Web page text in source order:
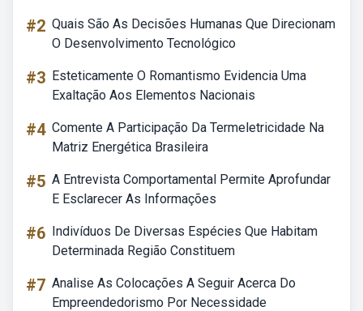
#2 Quais São As Decisões Humanas Que Direcionam
O Desenvolvimento Tecnológico
#3 Esteticamente O Romantismo Evidencia Uma
Exaltação Aos Elementos Nacionais
#4 Comente A Participação Da Termeletricidade Na
Matriz Energética Brasileira
#5 A Entrevista Comportamental Permite Aprofundar
E Esclarecer As Informações
#6 Indivíduos De Diversas Espécies Que Habitam
Determinada Região Constituem
#7 Analise As Colocações A Seguir Acerca Do
Empreendedorismo Por Necessidade